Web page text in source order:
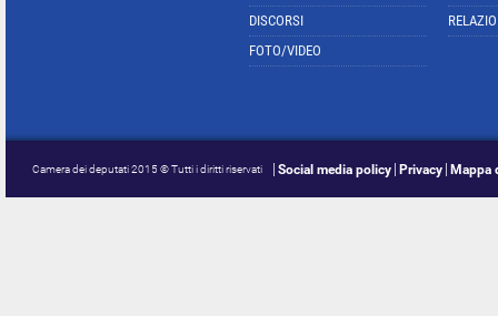
DISCORSI
FOTO/VIDEO
Camera dei deputati 2015 © Tutti i diritti riservati Social media policy Privacy Mappa